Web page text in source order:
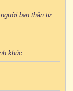
bạn thân từ
khúc...